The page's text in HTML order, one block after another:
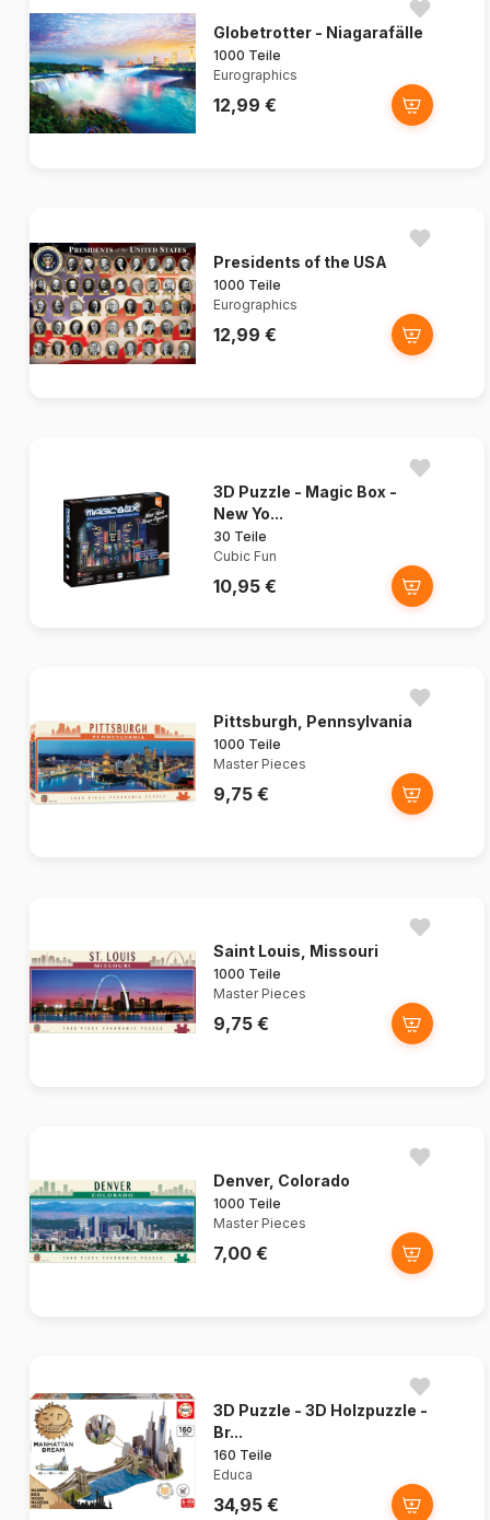
Globetrotter - Niagarafälle
1000 Teile
Eurographics
12,99 €
Presidents of the USA
1000 Teile
Eurographics
12,99 €
3D Puzzle - Magic Box -
New Yo...
30 Teile
Cubic Fun
10,95 €
Pittsburgh, Pennsylvania
1000 Teile
Master Pieces
9,75 €
Saint Louis, Missouri
1000 Teile
Master Pieces
9,75 €
Denver, Colorado
1000 Teile
Master Pieces
7,00 €
3D Puzzle - 3D Holzpuzzle -
Br...
160 Teile
Educa
34,95 €